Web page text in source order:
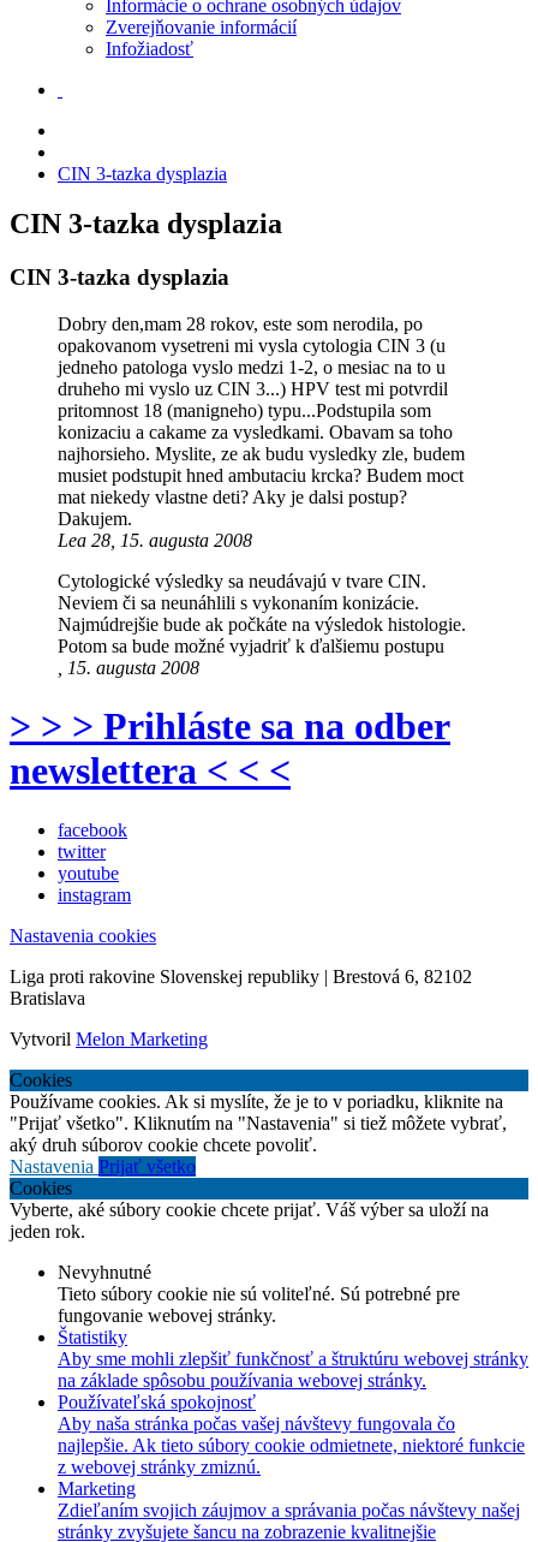
Informácie o ochrane osobných údajov
Zverejňovanie informácií
Infožiadosť
CIN 3-tazka dysplazia
CIN 3-tazka dysplazia
CIN 3-tazka dysplazia
Dobry den,mam 28 rokov, este som nerodila, po
opakovanom vysetreni mi vysla cytologia CIN 3 (u
jedneho patologa vyslo medzi 1-2, o mesiac na to u
druheho mi vyslo uz CIN 3...) HPV test mi potvrdil
pritomnost 18 (manigneho) typu...Podstupila som
konizaciu a cakame za vysledkami. Obavam sa toho
najhorsieho. Myslite, ze ak budu vysledky zle, budem
musiet podstupit hned ambutaciu krcka? Budem moct
mat niekedy vlastne deti? Aky je dalsi postup?
Dakujem.
Lea 28, 15. augusta 2008
Cytologické výsledky sa neudávajú v tvare CIN.
Neviem či sa neunáhlili s vykonaním konizácie.
Najmúdrejšie bude ak počkáte na výsledok histologie.
Potom sa bude možné vyjadriť k ďalšiemu postupu
, 15. augusta 2008
> > > Prihláste sa na odber
newslettera < < <
facebook
twitter
youtube
instagram
Nastavenia cookies
Liga proti rakovine Slovenskej republiky | Brestová 6, 82102
Bratislava
Vytvoril Melon Marketing
Cookies
Používame cookies. Ak si myslíte, že je to v poriadku, kliknite na
"Prijať všetko". Kliknutím na "Nastavenia" si tiež môžete vybrať,
aký druh súborov cookie chcete povoliť.
Nastavenia Prijať všetko
Cookies
Vyberte, aké súbory cookie chcete prijať. Váš výber sa uloží na
jeden rok.
Nevyhnutné
Tieto súbory cookie nie sú voliteľné. Sú potrebné pre
fungovanie webovej stránky.
Štatistiky
Aby sme mohli zlepšiť funkčnosť a štruktúru webovej stránky
na základe spôsobu používania webovej stránky.
Používateľská spokojnosť
Aby naša stránka počas vašej návštevy fungovala čo
najlepšie. Ak tieto súbory cookie odmietnete, niektoré funkcie
z webovej stránky zmiznú.
Marketing
Zdieľaním svojich záujmov a správania počas návštevy našej
stránky zvyšujete šancu na zobrazenie kvalitnejšie